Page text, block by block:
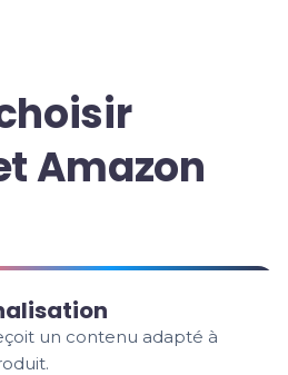
Amazon
un contenu adapté à